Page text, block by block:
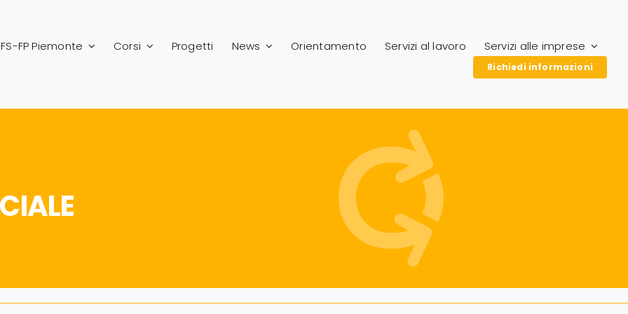
FP Piemonte Corsi Progetti News Orientamento Servizi al lavoro Servizi alle imprese
Richiedi informazioni